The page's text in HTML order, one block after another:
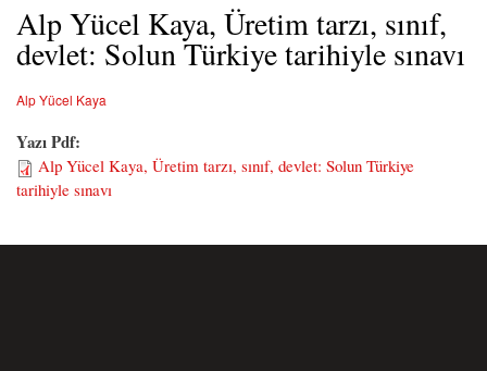
Alp Yücel Kaya, Üretim tarzı, sınıf,
devlet: Solun Türkiye tarihiyle sınavı
Alp Yücel Kaya
Yazı Pdf:
Alp Yücel Kaya, Üretim tarzı, sınıf, devlet: Solun Türkiye
tarihiyle sınavı